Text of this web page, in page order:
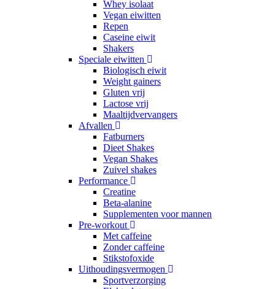
Whey isolaat
Vegan eiwitten
Repen
Caseine eiwit
Shakers
Speciale eiwitten
Biologisch eiwit
Weight gainers
Gluten vrij
Lactose vrij
Maaltijdvervangers
Afvallen
Fatburners
Dieet Shakes
Vegan Shakes
Zuivel shakes
Performance
Creatine
Beta-alanine
Supplementen voor mannen
Pre-workout
Met caffeine
Zonder caffeine
Stikstofoxide
Uithoudingsvermogen
Sportverzorging